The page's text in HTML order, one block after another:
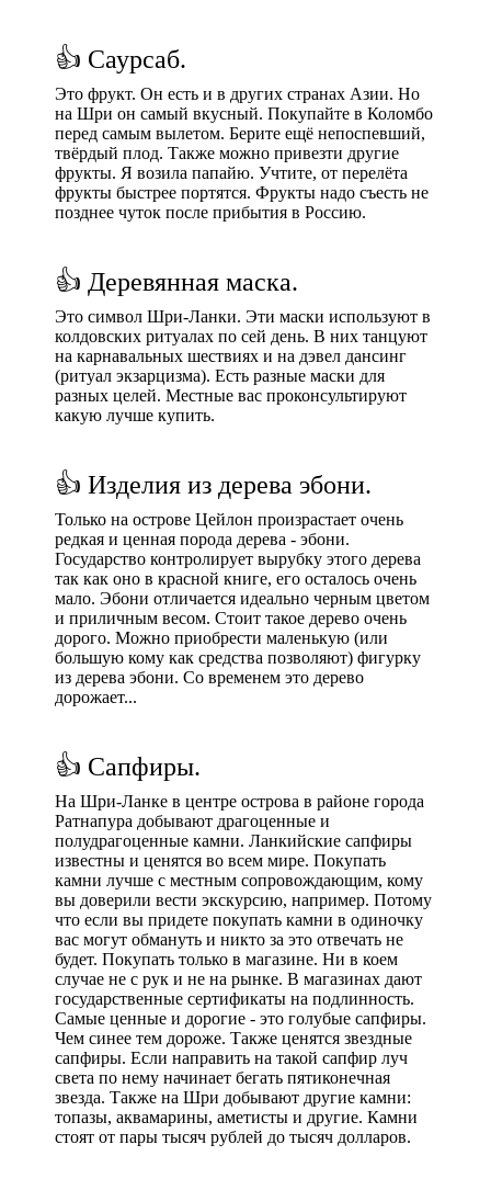
👍 Саурсаб.
Это фрукт. Он есть и в других странах Азии. Но
на Шри он самый вкусный. Покупайте в Коломбо
перед самым вылетом. Берите ещё непоспевший,
твёрдый плод. Также можно привезти другие
фрукты. Я возила папайю. Учтите, от перелёта
фрукты быстрее портятся. Фрукты надо съесть не
позднее чуток после прибытия в Россию.
👍 Деревянная маска.
Это символ Шри-Ланки. Эти маски используют в
колдовских ритуалах по сей день. В них танцуют
на карнавальных шествиях и на дэвел дансинг
(ритуал экзарцизма). Есть разные маски для
разных целей. Местные вас проконсультируют
какую лучше купить.
👍 Изделия из дерева эбони.
Только на острове Цейлон произрастает очень
редкая и ценная порода дерева - эбони.
Государство контролирует вырубку этого дерева
так как оно в красной книге, его осталось очень
мало. Эбони отличается идеально черным цветом
и приличным весом. Стоит такое дерево очень
дорого. Можно приобрести маленькую (или
большую кому как средства позволяют) фигурку
из дерева эбони. Со временем это дерево
дорожает...
👍 Сапфиры.
На Шри-Ланке в центре острова в районе города
Ратнапура добывают драгоценные и
полудрагоценные камни. Ланкийские сапфиры
известны и ценятся во всем мире. Покупать
камни лучше с местным сопровождающим, кому
вы доверили вести экскурсию, например. Потому
что если вы придете покупать камни в одиночку
вас могут обмануть и никто за это отвечать не
будет. Покупать только в магазине. Ни в коем
случае не с рук и не на рынке. В магазинах дают
государственные сертификаты на подлинность.
Самые ценные и дорогие - это голубые сапфиры.
Чем синее тем дороже. Также ценятся звездные
сапфиры. Если направить на такой сапфир луч
света по нему начинает бегать пятиконечная
звезда. Также на Шри добывают другие камни:
топазы, аквамарины, аметисты и другие. Камни
стоят от пары тысяч рублей до тысяч долларов.